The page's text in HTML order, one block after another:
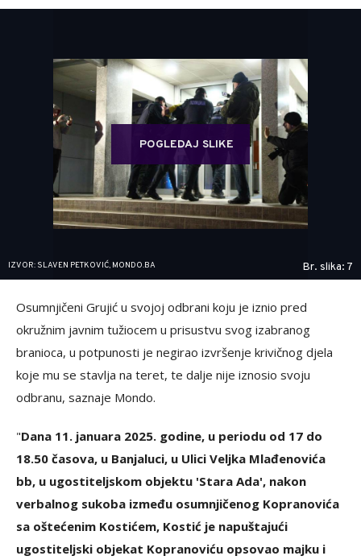
POGLEDAJ SLIKE
IZVOR: SLAVEN PETKOVIĆ, MONDO.BA Br. slika: 7
Osumnjičeni Grujić u svojoj odbrani koju je iznio pred
okružnim javnim tužiocem u prisustvu svog izabranog
branioca, u potpunosti je negirao izvršenje krivičnog djela
koje mu se stavlja na teret, te dalje nije iznosio svoju
odbranu, saznaje Mondo.
"Dana 11. januara 2025. godine, u periodu od 17 do
18.50 časova, u Banjaluci, u Ulici Veljka Mlađenovića
bb, u ugostiteljskom objektu 'Stara Ada', nakon
verbalnog sukoba između osumnjičenog Kopranovića
sa oštećenim Kostićem, Kostić je napuštajući
ugostiteljski objekat Kopranoviću opsovao majku i